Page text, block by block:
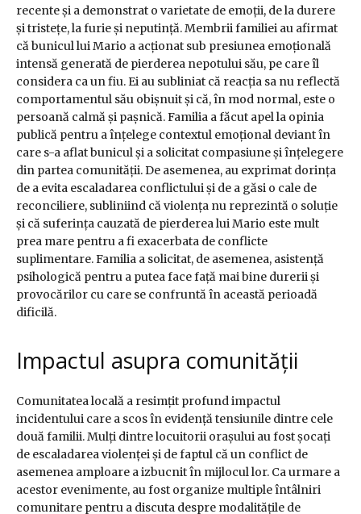
recente și a demonstrat o varietate de emoții, de la durere
și tristețe, la furie și neputință. Membrii familiei au afirmat
că bunicul lui Mario a acționat sub presiunea emoțională
intensă generată de pierderea nepotului său, pe care îl
considera ca un fiu. Ei au subliniat că reacția sa nu reflectă
comportamentul său obișnuit și că, în mod normal, este o
persoană calmă și pașnică. Familia a făcut apel la opinia
publică pentru a înțelege contextul emoțional deviant în
care s-a aflat bunicul și a solicitat compasiune și înțelegere
din partea comunității. De asemenea, au exprimat dorința
de a evita escaladarea conflictului și de a găsi o cale de
reconciliere, subliniind că violența nu reprezintă o soluție
și că suferința cauzată de pierderea lui Mario este mult
prea mare pentru a fi exacerbata de conflicte
suplimentare. Familia a solicitat, de asemenea, asistență
psihologică pentru a putea face față mai bine durerii și
provocărilor cu care se confruntă în această perioadă
dificilă.
Impactul asupra comunității
Comunitatea locală a resimțit profund impactul
incidentului care a scos în evidență tensiunile dintre cele
două familii. Mulți dintre locuitorii orașului au fost șocați
de escaladarea violenței și de faptul că un conflict de
asemenea amploare a izbucnit în mijlocul lor. Ca urmare a
acestor evenimente, au fost organize multiple întâlniri
comunitare pentru a discuta despre modalitățile de